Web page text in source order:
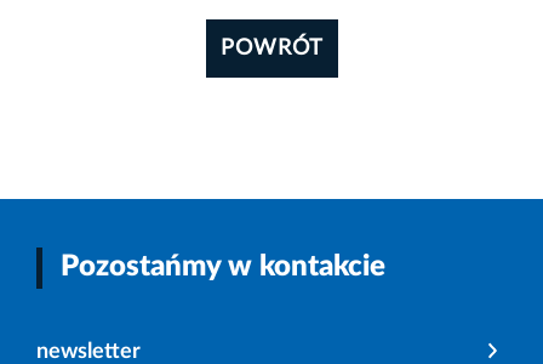
POWRÓT
Pozostańmy w kontakcie
newsletter